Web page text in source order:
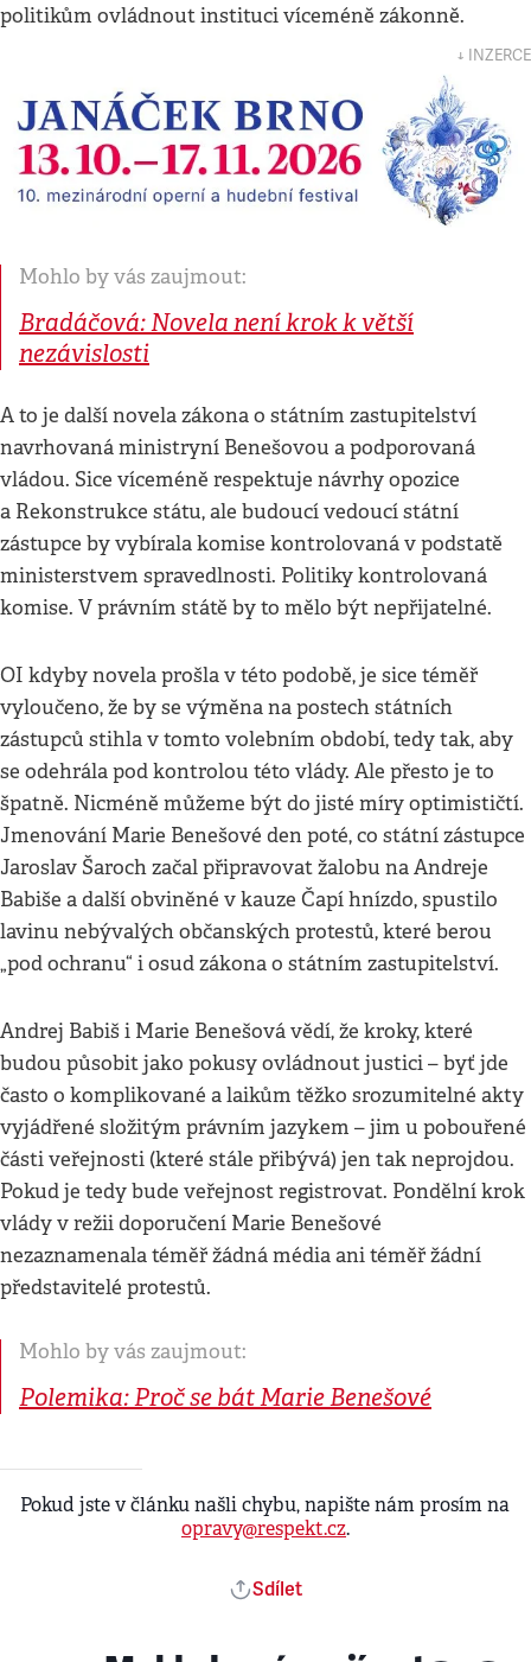
politikům ovládnout instituci víceméně zákonně.
↓ INZERCE
Mohlo by vás zaujmout:
Bradáčová: Novela není krok k větší
nezávislosti
A to je další novela zákona o státním zastupitelství
navrhovaná ministryní Benešovou a podporovaná
vládou. Sice víceméně respektuje návrhy opozice
a Rekonstrukce státu, ale budoucí vedoucí státní
zástupce by vybírala komise kontrolovaná v podstatě
ministerstvem spravedlnosti. Politiky kontrolovaná
komise. V právním státě by to mělo být nepřijatelné.
OI kdyby novela prošla v této podobě, je sice téměř
vyloučeno, že by se výměna na postech státních
zástupců stihla v tomto volebním období, tedy tak, aby
se odehrála pod kontrolou této vlády. Ale přesto je to
špatně. Nicméně můžeme být do jisté míry optimističtí.
Jmenování Marie Benešové den poté, co státní zástupce
Jaroslav Šaroch začal připravovat žalobu na Andreje
Babiše a další obviněné v kauze Čapí hnízdo, spustilo
lavinu nebývalých občanských protestů, které berou
„pod ochranu“ i osud zákona o státním zastupitelství.
Andrej Babiš i Marie Benešová vědí, že kroky, které
budou působit jako pokusy ovládnout justici – byť jde
často o komplikované a laikům těžko srozumitelné akty
vyjádřené složitým právním jazykem – jim u pobouřené
části veřejnosti (které stále přibývá) jen tak neprojdou.
Pokud je tedy bude veřejnost registrovat. Pondělní krok
vlády v režii doporučení Marie Benešové
nezaznamenala téměř žádná média ani téměř žádní
představitelé protestů.
Mohlo by vás zaujmout:
Polemika: Proč se bát Marie Benešové
Pokud jste v článku našli chybu, napište nám prosím na
opravy@respekt.cz.
Sdílet